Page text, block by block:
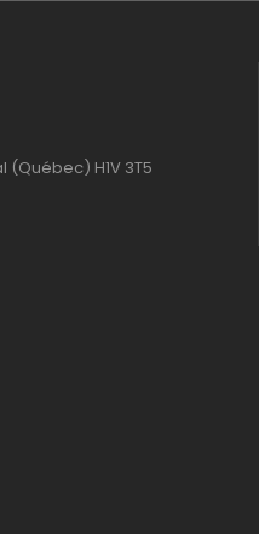
(Québec) H1V 3T5